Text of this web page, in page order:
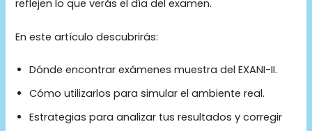
reflejen lo que verás el día del examen.
En este artículo descubrirás:
Dónde encontrar exámenes muestra del EXANI-II.
Cómo utilizarlos para simular el ambiente real.
Estrategias para analizar tus resultados y corregir